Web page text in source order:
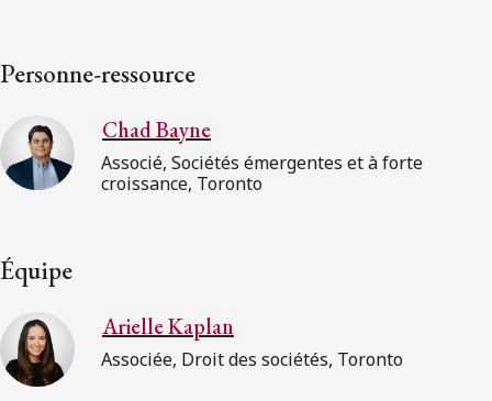
Personne-ressource
Chad Bayne
Associé, Sociétés émergentes et à forte
croissance, Toronto
Équipe
Arielle Kaplan
Associée, Droit des sociétés, Toronto